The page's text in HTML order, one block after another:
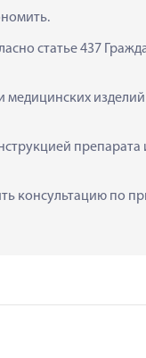
статье 437
изделий
препарата
консультацию по